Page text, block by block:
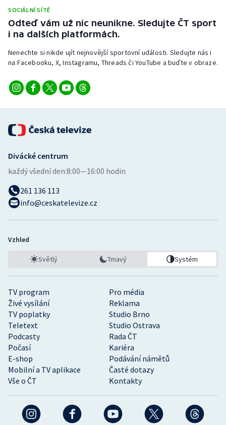
SOCIÁLNÍ SÍTĚ
Odteď vám už nic neunikne. Sledujte ČT sport
i na dalších platformách.
Nenechte si nikde ujít nejnovější sportovní události. Sledujte nás i
na Facebooku, X, Instagramu, Threads či YouTube a buďte v obraze.
TV program
Pro média
Živé vysílání
Reklama
TV poplatky
Studio Brno
Teletext
Studio Ostrava
Podcasty
Rada ČT
Počasí
Kariéra
E-shop
Podávání námětů
Mobilní a TV aplikace
Časté dotazy
Vše o ČT
Kontakty
Divácké centrum
každý všední den:8:00—16:00 hodin
261 136 113
info@ceskatelevize.cz
Vzhled
Světlý Tmavý Systém